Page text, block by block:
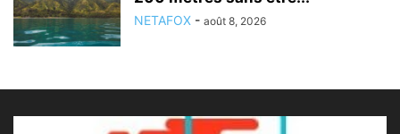
NETAFOX - août 8, 2026